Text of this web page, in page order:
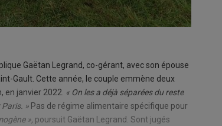
Gaëtan Legrand, co-gérant, avec son épouse
Gault. Cette année, le couple emmène deux
en janvier 2022. « On les a déjà séparées du reste
» Pas de régime alimentaire spécifique pour
», poursuit Gaëtan Legrand. Sont jugés